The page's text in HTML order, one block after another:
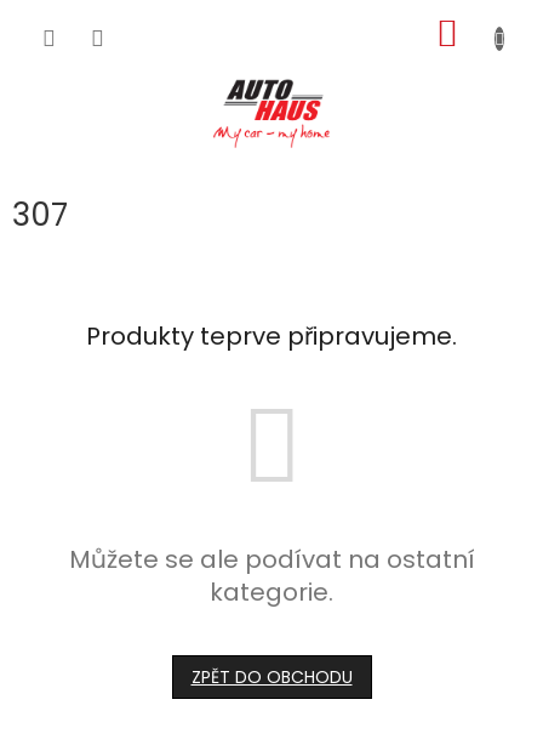
KOŠÍK
307
Produkty teprve připravujeme.
Můžete se ale podívat na ostatní
kategorie.
ZPĚT DO OBCHODU